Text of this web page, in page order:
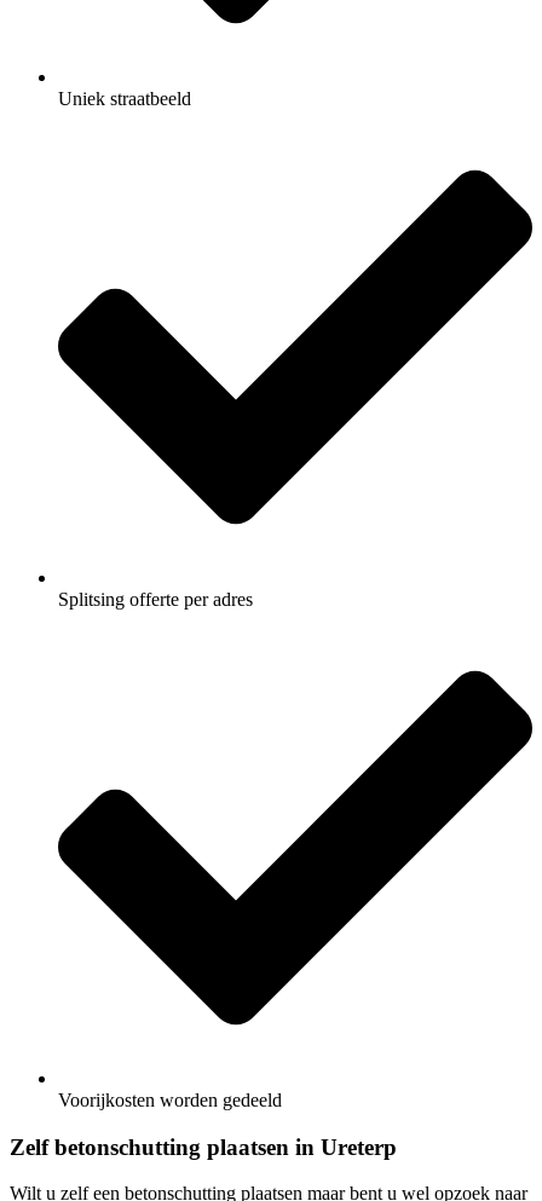
Uniek straatbeeld
Splitsing offerte per adres
Voorijkosten worden gedeeld
Zelf betonschutting plaatsen in Ureterp
Wilt u zelf een betonschutting plaatsen maar bent u wel opzoek naar